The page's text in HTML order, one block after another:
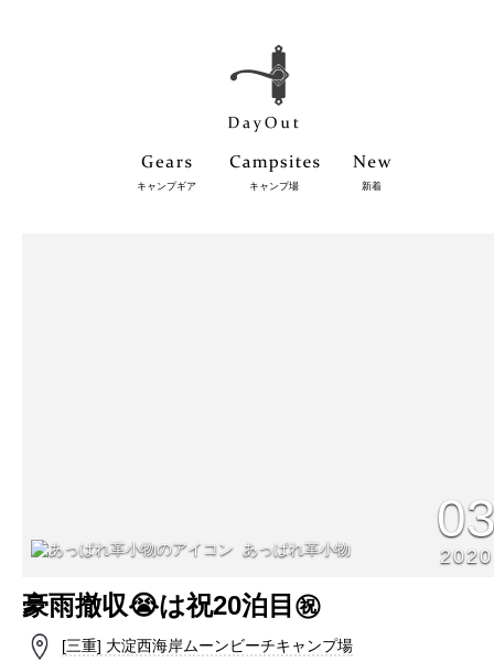
キャンプギア キャンプ場 新着
あっぱれ革小物 2020
豪雨撤収😭は祝20泊目㊗️
[三重] 大淀西海岸ムーンビーチキャンプ場